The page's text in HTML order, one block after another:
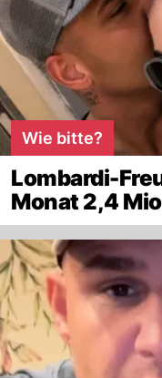
Wie bitte?
Lombardi-
Monat 2,4